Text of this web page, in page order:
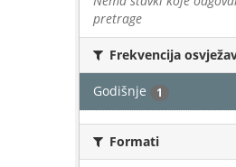
pretrage
Frekvencija
Godišnje 1
Formati